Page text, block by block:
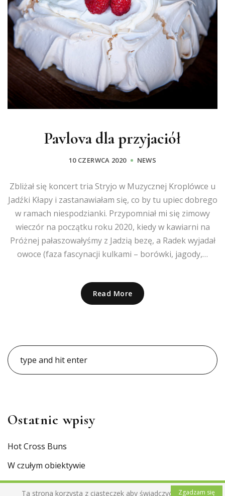
Pavlova dla przyjaciół
10 CZERWCA 2020 NEWS
Zbliżał się koncert tria Stryjo w Muzycznej Kroplówce u
Jadźki Kłapy i zastanawiałam się, co by tu upiec dobrego
w ramach niespodzianki. Przypomniał mi się zimowy
wieczór na początku roku 2020, kiedy w kawiarni na
Próżnej pałaszowałyśmy z Jadzią bezę, a Radek wyjadał
owoce (faza fascynacji kulkami – borówki, jagody,…
Read More
Ostatnie wpisy
Hot Cross Buns
W czułym obiektywie
Chleb foremkowy z nasionami
Ta strona korzysta z ciasteczek aby świadczyć usługi na
Zgadzam się